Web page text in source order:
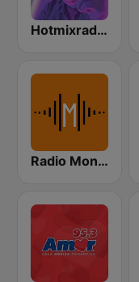
Hotmixradio 80's
Radio Montecarlo FM